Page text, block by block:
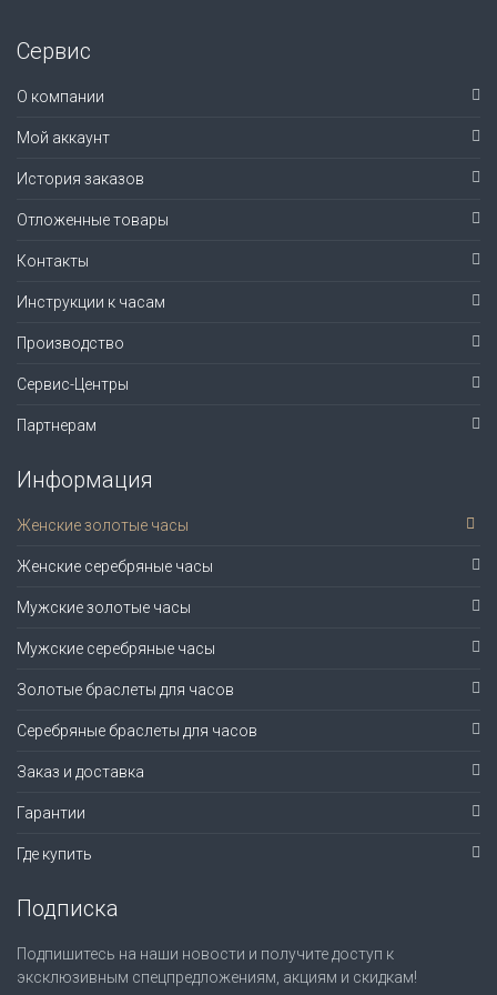
Сервис
О компании
Мой аккаунт
История заказов
Отложенные товары
Контакты
Инструкции к часам
Производство
Сервис-Центры
Партнерам
Информация
Женские золотые часы
Женские серебряные часы
Мужские золотые часы
Мужские серебряные часы
Золотые браслеты для часов
Серебряные браслеты для часов
Заказ и доставка
Гарантии
Где купить
Подписка
Подпишитесь на наши новости и получите доступ к
эксклюзивным спецпредложениям, акциям и скидкам!